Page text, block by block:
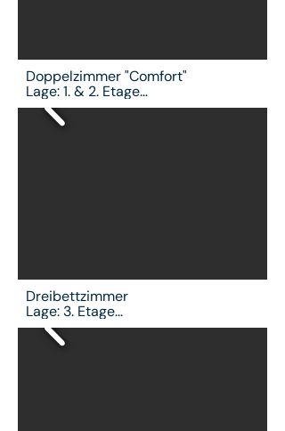
Doppelzimmer "Comfort"
Lage: 1. & 2. Etage
Queensize Bett | große Fenster
Dreibettzimmer
Lage: 3. Etage
Einzelbett und Doppelbett